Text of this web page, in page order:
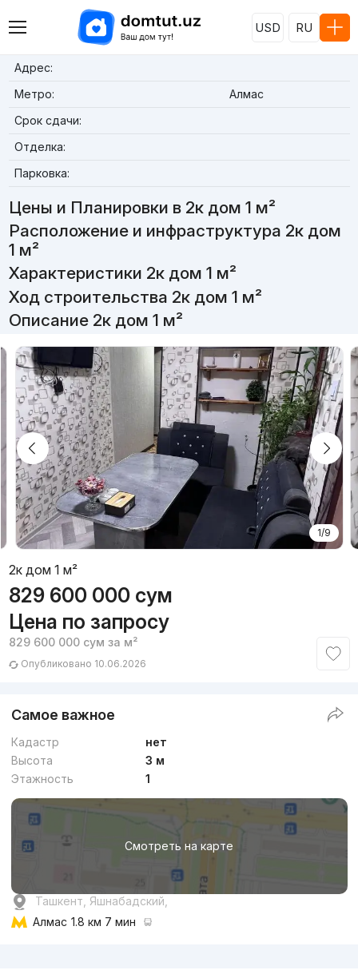
USD RU
Адрес:
Метро:
Алмас
Срок сдачи:
Отделка:
Парковка:
Цены и Планировки в 2к дом 1 м²
Расположение и инфраструктура 2к дом
1 м²
Характеристики 2к дом 1 м²
Ход строительства 2к дом 1 м²
Описание 2к дом 1 м²
1/9
2к дом 1 м²
829 600 000 сум
Цена по запросу
829 600 000 сум за м²
Опубликовано 10.06.2026
Самое важное
Кадастр
нет
Высота
3 м
Этажность
1
Смотреть на карте
Ташкент, Яшнабадский,
Алмас 1.8 км 7 мин